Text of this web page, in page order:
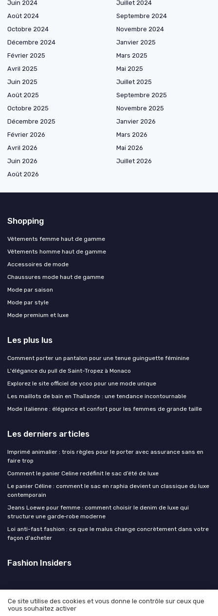
Juin 2024
Juillet 2024
Août 2024
Septembre 2024
Octobre 2024
Novembre 2024
Décembre 2024
Janvier 2025
Février 2025
Mars 2025
Avril 2025
Mai 2025
Juin 2025
Juillet 2025
Août 2025
Septembre 2025
Octobre 2025
Novembre 2025
Décembre 2025
Janvier 2026
Février 2026
Mars 2026
Avril 2026
Mai 2026
Juin 2026
Juillet 2026
Août 2026
Shopping
Vêtements femme haut de gamme
Vêtements homme haut de gamme
Accessoires de mode
Chaussures mode haut de gamme
Mode par saison
Mode par style
Mode premium et luxe
Les plus lus
Comment porter un pantalon pour une tenue guinguette féminine
L'élégance du pull de Saint-Tropez à Monaco
Explorez le site officiel de ycoo pour une mode unique
Les maillots de bain en Thaïlande : une tendance incontournable
Mode italienne : élégance et confort pour les femmes de grande taille
Les derniers articles
Imprimé animalier : trois règles pour le porter avec assurance sans en
faire trop
Comment le panier Celine redéfinit le sac d’été de luxe
Le panier Céline : comment le sac en raphia devient un classique du luxe
contemporain
Jeans Loewe pour femme : comment choisir le denim de luxe qui
structure une garde‑robe moderne
Loi anti-fast fashion : ce que le malus change concrètement dans votre
façon d'acheter
Fashion Insiders
Mentions légales
Ce site utilise des cookies et vous donne le contrôle sur ceux que
vous souhaitez activer